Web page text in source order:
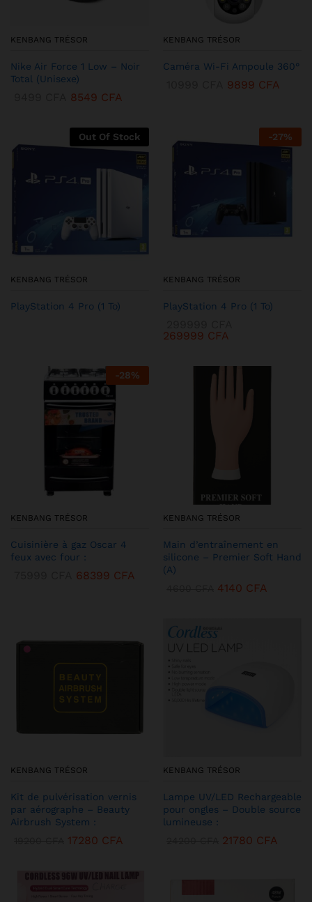
KENBANG TRÉSOR
Nike Air Force 1 Low – Noir
Total (Unisexe)
8549 CFA
KENBANG TRÉSOR
Caméra Wi-Fi Ampoule 360°
9899 CFA
Out Of Stock
KENBANG TRÉSOR
PlayStation 4 Pro (1 To)
-27%
KENBANG TRÉSOR
PlayStation 4 Pro (1 To)
269999 CFA
-28%
KENBANG TRÉSOR
Cuisinière à gaz Oscar 4
feux avec four :
68399 CFA
KENBANG TRÉSOR
Main d’entraînement en
silicone – Premier Soft Hand
(A)
4140 CFA
KENBANG TRÉSOR
Kit de pulvérisation vernis
par aérographe – Beauty
Airbrush System :
17280 CFA
KENBANG TRÉSOR
Lampe UV/LED Rechargeable
pour ongles – Double source
lumineuse :
21780 CFA